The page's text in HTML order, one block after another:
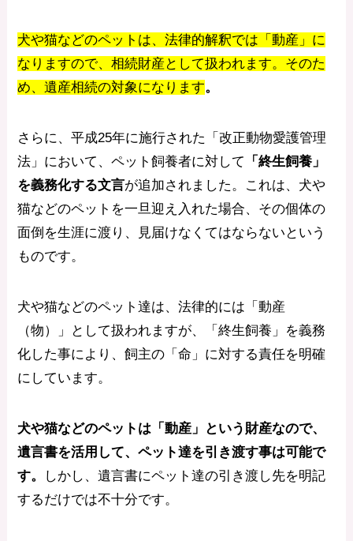
犬や猫などのペットは、法律的解釈では「動産」に
なりますので、相続財産として扱われます。そのた
め、遺産相続の対象になります。
さらに、平成25年に施行された「改正動物愛護管理
法」において、ペット飼養者に対して
「終生飼養」
を義務化する文言が追加されました。これは、犬や
猫などのペットを一旦迎え入れた場合、その個体の
面倒を生涯に渡り、見届けなくてはならないという
ものです。
犬や猫などのペット達は、法律的には「動産
（物）」として扱われますが、「終生飼養」を義務
化した事により、飼主の「命」に対する責任を明確
にしています。
犬や猫などのペットは「動産」という財産なので、
遺言書を活用して、ペット達を引き渡す事は可能で
す。
しかし、遺言書にペット達の引き渡し先を明記
するだけでは不十分です。